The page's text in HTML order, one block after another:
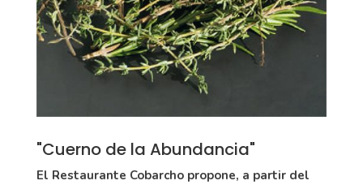
"Cuerno de la Abundancia"
El Restaurante Cobarcho propone, a partir del